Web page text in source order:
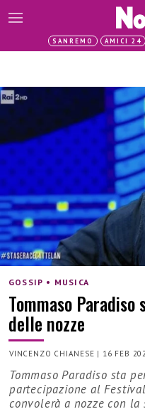
SANREMO AMICI 24
GOSSIP • MUSICA
Tommaso
delle nozze
VINCENZO CHIANESE | 16 FEB
Tommaso Paradiso sta
partecipazione al
convolerà a nozze con la